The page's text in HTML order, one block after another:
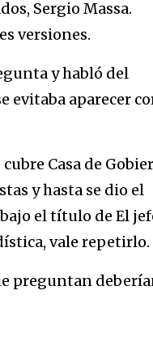
Sergio Massa.
versiones.
y habló del
evitaba aparecer
Casa de
y hasta se dio el
el título de El
vale repetirlo.
preguntan